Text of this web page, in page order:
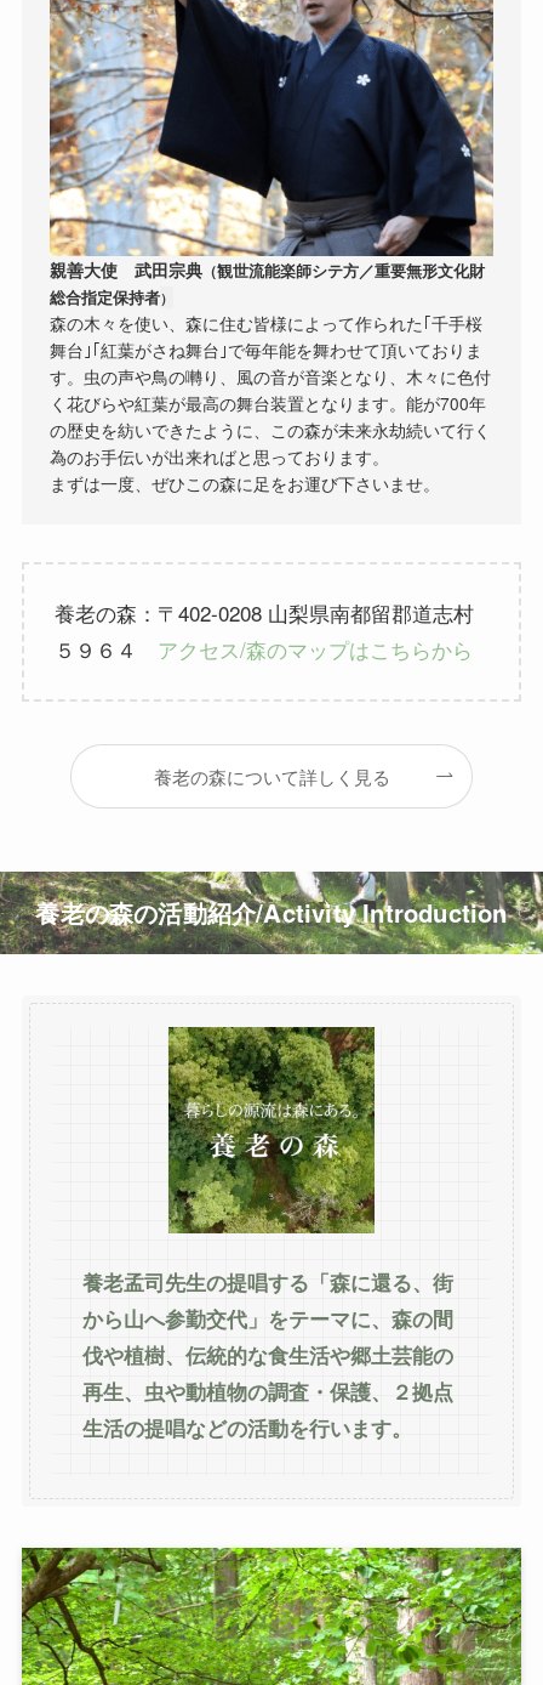
親善大使 武田宗典（観世流能楽師シテ方／重要無形文化財
総合指定保持者）
森の木々を使い、森に住む皆様によって作られた｢千手桜
舞台｣｢紅葉がさね舞台｣で毎年能を舞わせて頂いておりま
す。虫の声や鳥の囀り、風の音が音楽となり、木々に色付
く花びらや紅葉が最高の舞台装置となります。能が700年
の歴史を紡いできたように、この森が未来永劫続いて行く
為のお手伝いが出来ればと思っております。
まずは一度、ぜひこの森に足をお運び下さいませ。
養老の森：〒402-0208 山梨県南都留郡道志村
５９６４ アクセス/森のマップはこちらから
養老の森について詳しく見る
養老の森の活動紹介/Activity Introduction
養老孟司先生の提唱する「森に還る、街
から山へ参勤交代」をテーマに、森の間
伐や植樹、伝統的な食生活や郷土芸能の
再生、虫や動植物の調査・保護、２拠点
生活の提唱などの活動を行います。